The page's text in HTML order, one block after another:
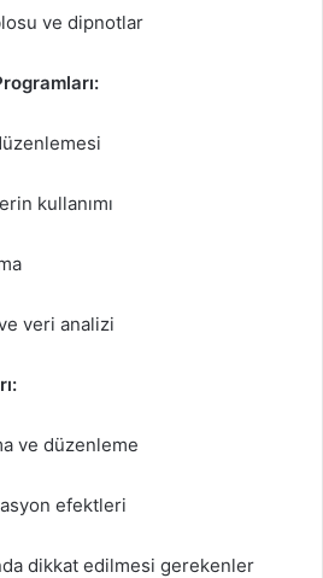
ve dipnotlar
kullanımı
veri analizi
ve düzenleme
efektleri
dikkat edilmesi gerekenler